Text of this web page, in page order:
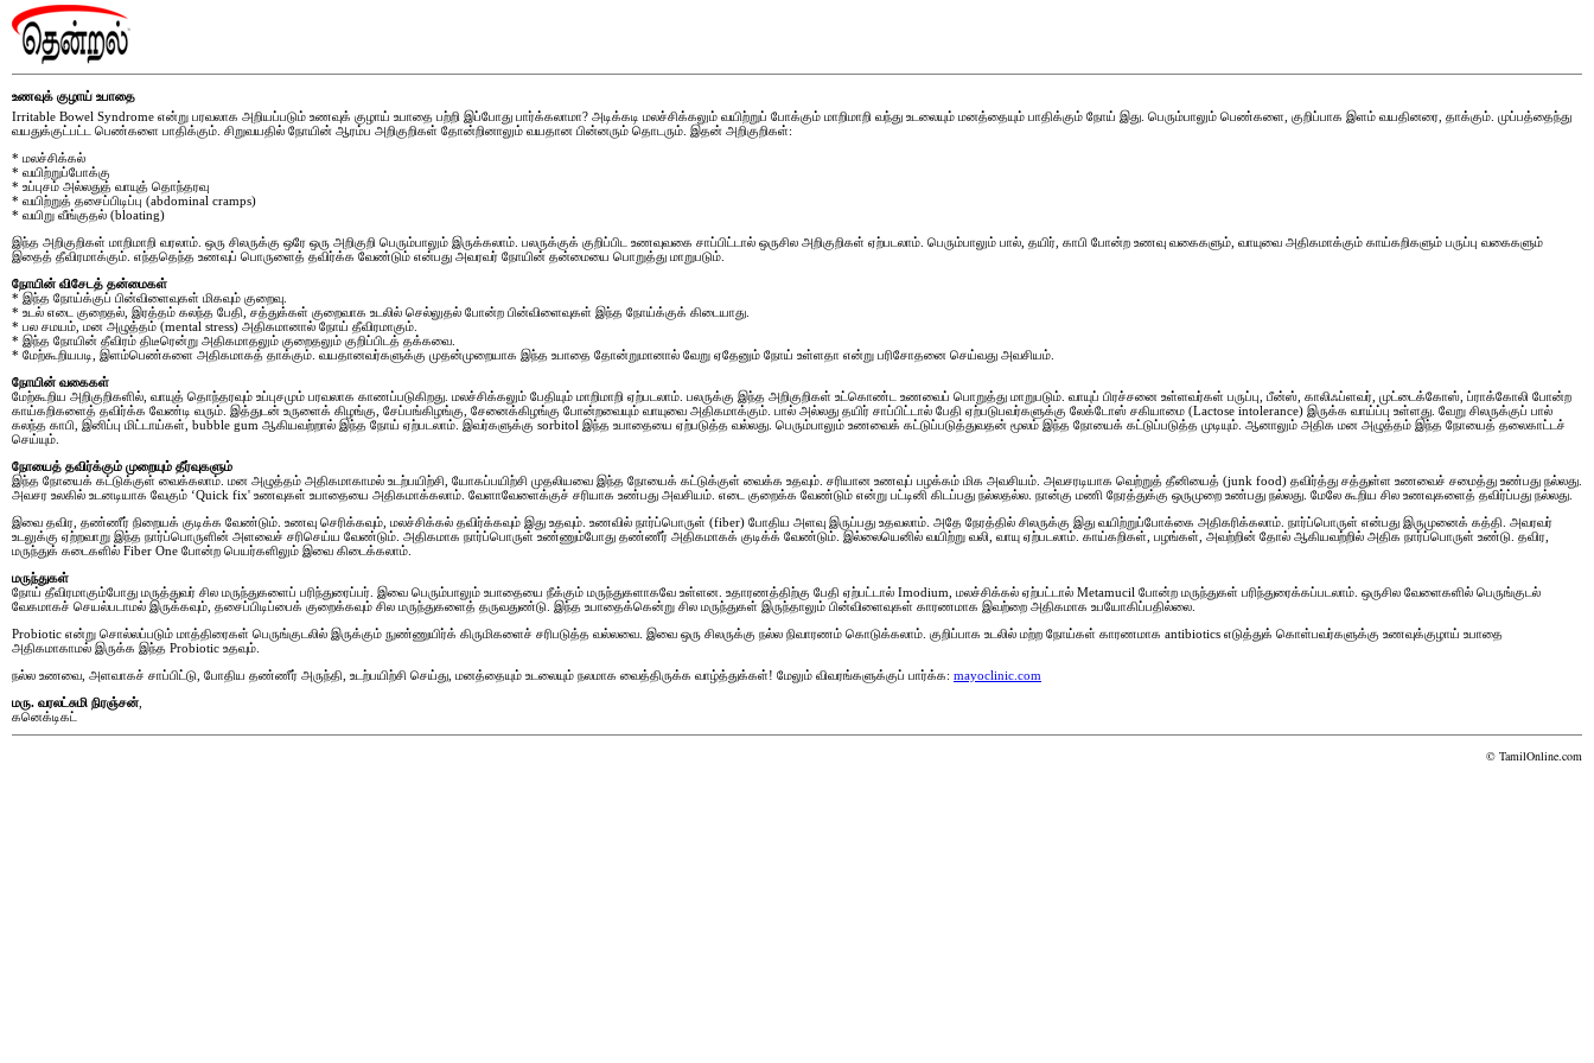
உணவுக் குழாய் உபாதை
Irritable Bowel Syndrome என்று பரவலாக அறியப்படும் உணவுக் குழாய் உபாதை பற்றி இப்போது பார்க்கலாமா? அடிக்கடி மலச்சிக்கலும் வயிற்றுப் போக்கும் மாறிமாறி வந்து உடலையும் மனத்தையும் பாதிக்கும் நோய் இது. பெரும்பாலும் பெண்களை, குறிப்பாக இளம் வயதினரை, தாக்கும். முப்பத்தைந்து
வயதுக்குட்பட்ட பெண்களை பாதிக்கும். சிறுவயதில் நோயின் ஆரம்ப அறிகுறிகள் தோன்றினாலும் வயதான பின்னரும் தொடரும். இதன் அறிகுறிகள்:
* மலச்சிக்கல்
* வயிற்றுப்போக்கு
* உப்புசம் அல்லதுத் வாயுத் தொந்தரவு
* வயிற்றுத் தசைப்பிடிப்பு (abdominal cramps)
* வயிறு வீங்குதல் (bloating)
இந்த அறிகுறிகள் மாறிமாறி வரலாம். ஒரு சிலருக்கு ஒரே ஒரு அறிகுறி பெரும்பாலும் இருக்கலாம். பலருக்குக் குறிப்பிட உணவுவகை சாப்பிட்டால் ஒருசில அறிகுறிகள் ஏற்படலாம். பெரும்பாலும் பால், தயிர், காபி போன்ற உணவு வகைகளும், வாயுவை அதிகமாக்கும் காய்கறிகளும் பருப்பு வகைகளும்
இதைத் தீவிரமாக்கும். எந்ததெந்த உணவுப் பொருளைத் தவிர்க்க வேண்டும் என்பது அவரவர் நோயின் தன்மையை பொறுத்து மாறுபடும்.
நோயின் விசேடத் தன்மைகள்
* இந்த நோய்க்குப் பின்விளைவுகள் மிகவும் குறைவு.
* உடல் எடை குறைதல், இரத்தம் கலந்த பேதி, சத்துக்கள் குறைவாக உடலில் செல்லுதல் போன்ற பின்விளைவுகள் இந்த நோய்க்குக் கிடையாது.
* பல சமயம், மன அழுத்தம் (mental stress) அதிகமானால் நோய் தீவிரமாகும்.
* இந்த நோயின் தீவிரம் திடீரென்று அதிகமாதலும் குறைதலும் குறிப்பிடத் தக்கவை.
* மேற்கூறியபடி, இளம்பெண்களை அதிகமாகத் தாக்கும். வயதானவர்களுக்கு முதன்முறையாக இந்த உபாதை தோன்றுமானால் வேறு ஏதேனும் நோய் உள்ளதா என்று பரிசோதனை செய்வது அவசியம்.
நோயின் வகைகள்
மேற்கூறிய அறிகுறிகளில், வாயுத் தொந்தரவும் உப்புசமும் பரவலாக காணப்படுகிறது. மலச்சிக்கலும் பேதியும் மாறிமாறி ஏற்படலாம். பலருக்கு இந்த அறிகுறிகள் உட்கொண்ட உணவைப் பொறுத்து மாறுபடும். வாயுப் பிரச்சனை உள்ளவர்கள் பருப்பு, பீன்ஸ், காலிஃப்ளவர், முட்டைக்கோஸ், ப்ராக்கோலி போன்ற
காய்கறிகளைத் தவிர்க்க வேண்டி வரும். இத்துடன் உருளைக் கிழங்கு, சேப்பங்கிழங்கு, சேனைக்கிழங்கு போன்றவையும் வாயுவை அதிகமாக்கும். பால் அல்லது தயிர் சாப்பிட்டால் பேதி ஏற்படுபவர்களுக்கு லேக்டோஸ் சகியாமை (Lactose intolerance) இருக்க வாய்ப்பு உள்ளது. வேறு சிலருக்குப் பால்
கலந்த காபி, இனிப்பு மிட்டாய்கள், bubble gum ஆகியவற்றால் இந்த நோய் ஏற்படலாம். இவர்களுக்கு sorbitol இந்த உபாதையை ஏற்படுத்த வல்லது. பெரும்பாலும் உணவைக் கட்டுப்படுத்துவதன் மூலம் இந்த நோயைக் கட்டுப்படுத்த முடியும். ஆனாலும் அதிக மன அழுத்தம் இந்த நோயைத் தலைகாட்டச்
செய்யும்.
நோயைத் தவிர்க்கும் முறையும் தீர்வுகளும்
இந்த நோயைக் கட்டுக்குள் வைக்கலாம். மன அழுத்தம் அதிகமாகாமல் உடற்பயிற்சி, யோகப்பயிற்சி முதலியவை இந்த நோயைக் கட்டுக்குள் வைக்க உதவும். சரியான உணவுப் பழக்கம் மிக அவசியம். அவசரடியாக வெற்றுத் தீனியைத் (junk food) தவிர்த்து சத்துள்ள உணவைச் சமைத்து உண்பது நல்லது.
அவசர உலகில் உடனடியாக வேகும் ‘Quick fix' உணவுகள் உபாதையை அதிகமாக்கலாம். வேளாவேளைக்குச் சரியாக உண்பது அவசியம். எடை குறைக்க வேண்டும் என்று பட்டினி கிடப்பது நல்லதல்ல. நான்கு மணி நேரத்துக்கு ஒருமுறை உண்பது நல்லது. மேலே கூறிய சில உணவுகளைத் தவிர்ப்பது நல்லது.
இவை தவிர, தண்ணீர் நிறையக் குடிக்க வேண்டும். உணவு செரிக்கவும், மலச்சிக்கல் தவிர்க்கவும் இது உதவும். உணவில் நார்ப்பொருள் (fiber) போதிய அளவு இருப்பது உதவலாம். அதே நேரத்தில் சிலருக்கு இது வயிற்றுப்போக்கை அதிகரிக்கலாம். நார்ப்பொருள் என்பது இருமுனைக் கத்தி. அவரவர்
உடலுக்கு ஏற்றவாறு இந்த நார்ப்பொருளின் அளவைச் சரிசெய்ய வேண்டும். அதிகமாக நார்ப்பொருள் உண்ணும்போது தண்ணீர் அதிகமாகக் குடிக்க் வேண்டும். இல்லையெனில் வயிற்று வலி, வாயு ஏற்படலாம். காய்கறிகள், பழங்கள், அவற்றின் தோல் ஆகியவற்றில் அதிக நார்ப்பொருள் உண்டு. தவிர,
மருந்துக் கடைகளில் Fiber One போன்ற பெயர்களிலும் இவை கிடைக்கலாம்.
மருந்துகள்
நோய் தீவிரமாகும்போது மருத்துவர் சில மருந்துகளைப் பரிந்துரைப்பர். இவை பெரும்பாலும் உபாதையை நீக்கும் மருந்துகளாகவே உள்ளன. உதாரணத்திற்கு பேதி ஏற்பட்டால் Imodium, மலச்சிக்கல் ஏற்பட்டால் Metamucil போன்ற மருந்துகள் பரிந்துரைக்கப்படலாம். ஒருசில வேளைகளில் பெருங்குடல்
வேகமாகச் செயல்படாமல் இருக்கவும், தசைப்பிடிப்பைக் குறைக்கவும் சில மருந்துகளைத் தருவதுண்டு. இந்த உபாதைக்கென்று சில மருந்துகள் இருந்தாலும் பின்விளைவுகள் காரணமாக இவற்றை அதிகமாக உபயோகிப்பதில்லை.
Probiotic என்று சொல்லப்படும் மாத்திரைகள் பெருங்குடலில் இருக்கும் நுண்ணுயிர்க் கிருமிகளைச் சரிபடுத்த வல்லவை. இவை ஒரு சிலருக்கு நல்ல நிவாரணம் கொடுக்கலாம். குறிப்பாக உடலில் மற்ற நோய்கள் காரணமாக antibiotics எடுத்துக் கொள்பவர்களுக்கு உணவுக்குழாய் உபாதை
அதிகமாகாமல் இருக்க இந்த Probiotic உதவும்.
நல்ல உணவை, அளவாகச் சாப்பிட்டு, போதிய தண்ணீர் அருந்தி, உடற்பயிற்சி செய்து, மனத்தையும் உடலையும் நலமாக வைத்திருக்க வாழ்த்துக்கள்! மேலும் விவரங்களுக்குப் பார்க்க: mayoclinic.com
மரு. வரலட்சுமி நிரஞ்சன்,
கனெக்டிகட்
© TamilOnline.com